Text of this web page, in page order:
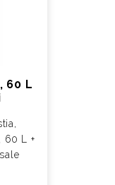
60 L
60 L +